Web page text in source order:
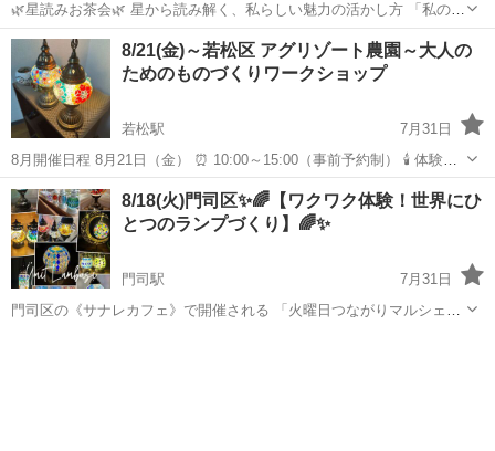
🌿星読みお茶会🌿 星から読み解く、私らしい魅力の活かし方 「私の魅
力って何だろう？」 「もっと自分らしく輝きたい。」 そんなふうに思
ったことはありませんか？ 忙しい毎日の中で、自分自身とゆっくり向
き合う時間は意外と少...
福岡 福岡市 祇園駅 ワークショップ お茶会
8/21(金)～若松区 アグリゾート農園～大人の
ためのものづくりワークショップ
若松駅
7月31日
8月開催日程 8月21日（金） ⏰ 10:00～15:00（事前予約制） 🕯 体験内
容 トルコランプ キャンドルホルダー 月のランプ ソーラーライト 🕒
所要時間：90～150...
福岡 北九州市 若松駅 ワークショップ トルコ
8/18(火)門司区✨🌈【ワクワク体験！世界にひ
とつのランプづくり】🌈✨
門司駅
7月31日
門司区の《サナレカフェ》で開催される 「火曜日つながりマルシェ」